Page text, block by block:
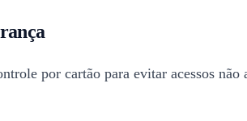
por cartão para evitar acessos não